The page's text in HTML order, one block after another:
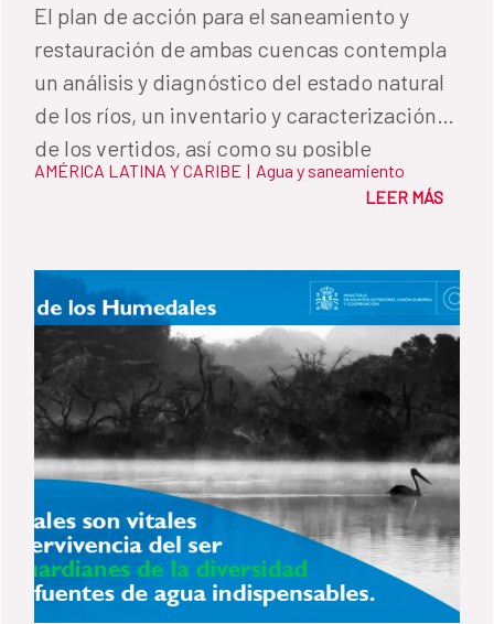
El plan de acción para el saneamiento y
restauración de ambas cuencas contempla
un análisis y diagnóstico del estado natural
de los ríos, un inventario y caracterización
de los vertidos, así como su posible
tratamiento, y restauración de los cauces.
el Desarrollo a través del Fondo de
Cooperación para Agua y Saneamiento, la
Autoridad Salvadoreña del Agua y el
Ministerio de Medio Ambiente y Recursos
Naturales.
AMÉRICA LATINA Y CARIBE | Agua y saneamiento
LEER MÁS